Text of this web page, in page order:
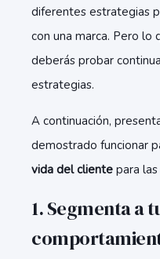
diferentes estrategias
con una marca. Pero lo
deberás probar
estrategias.
A continuación,
demostrado funcionar
vida del cliente para
1. Segmenta a